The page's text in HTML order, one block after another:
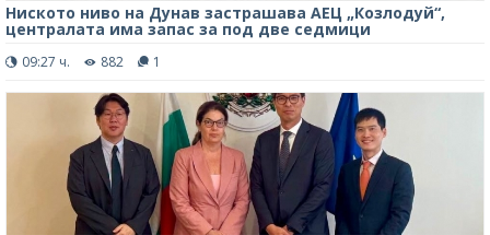
Ниското ниво на Дунав застрашава АЕЦ „Козлодуй“,
централата има запас за под две седмици
09:27 ч. 882 1